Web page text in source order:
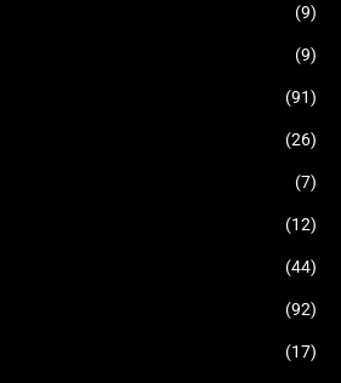
(9)
(9)
(91)
(26)
(7)
(12)
(44)
(92)
(17)